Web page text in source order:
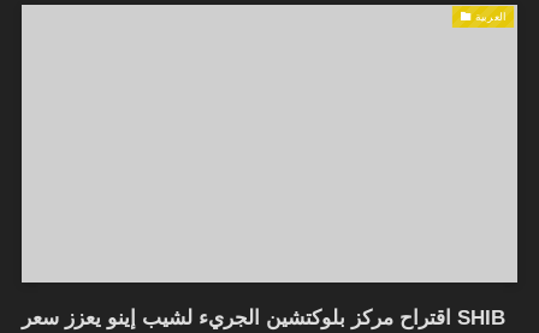
العربية
اقتراح مركز بلوكتشين الجريء لشيب إينو يعزز سعر SHIB